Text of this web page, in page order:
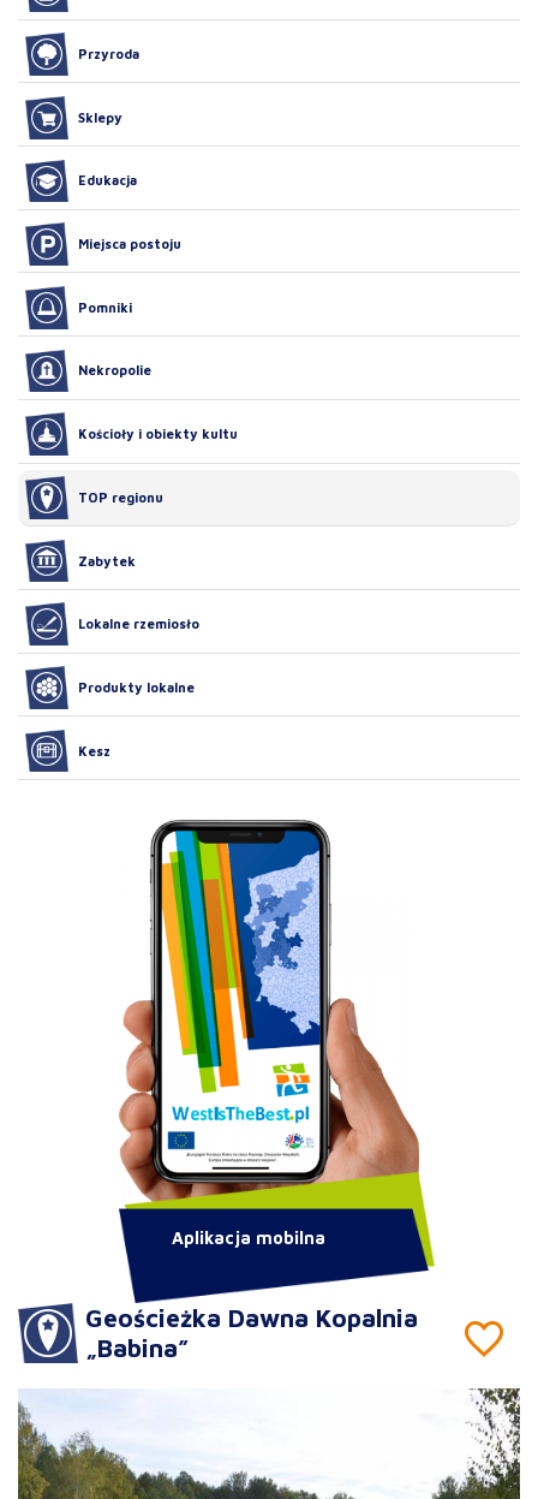
Geościeżka Dawna Kopalnia
„Babina”
Przyroda
Sklepy
Edukacja
Miejsca postoju
Pomniki
Nekropolie
Kościoły i obiekty kultu
TOP regionu
Zabytek
Lokalne rzemiosło
Produkty lokalne
Kesz
Aplikacja mobilna